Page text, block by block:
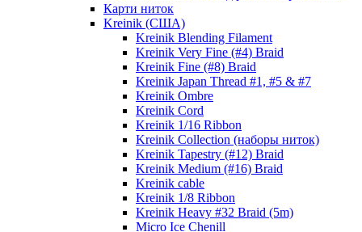
Карти ниток
Kreinik (США)
Kreinik Blending Filament
Kreinik Very Fine (#4) Braid
Kreinik Fine (#8) Braid
Kreinik Japan Thread #1, #5 & #7
Kreinik Ombre
Kreinik Cord
Kreinik 1/16 Ribbon
Kreinik Collection (наборы ниток)
Kreinik Tapestry (#12) Braid
Kreinik Medium (#16) Braid
Kreinik cable
Kreinik 1/8 Ribbon
Kreinik Heavy #32 Braid (5m)
Micro Ice Chenill